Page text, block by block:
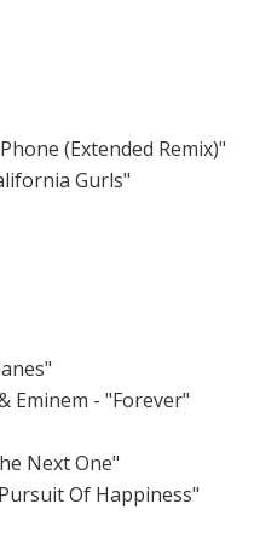
(Extended Remix)"
Gurls"
Eminem - "Forever"
Next One"
Of Happiness"